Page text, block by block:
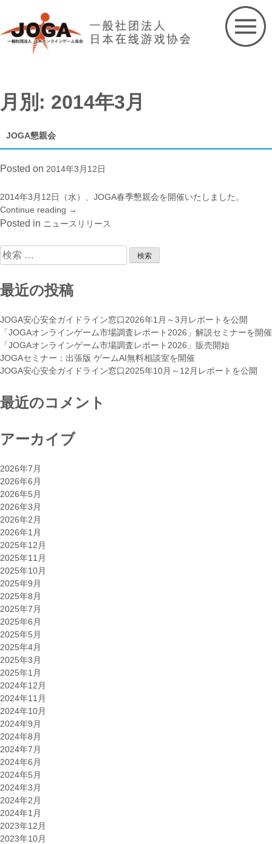
content
月別: 2014年3月
JOGA懇親会
Posted on 2014年3月12日
2014年3月12日（水）、JOGA春季懇親会を開催いたしました。
Continue reading “JOGA
懇
会”
→
Posted in ニュースリリース
検
索:
最近の投稿
JOGA安心安全ガイドライン窓口2026年1月～3月レポートを公開
「JOGAオンラインゲーム市場調査レポート2026」解説セミナーを開催
「JOGAオンラインゲーム市場調査レポート2026」販売開始
JOGAセミナー：出張版 ゲームAI無料相談室を開催
JOGA安心安全ガイドライン窓口2025年10月～12月レポートを公開
最近のコメント
アーカイブ
2026年7月
2026年6月
2026年5月
2026年3月
2026年2月
2026年1月
2025年12月
2025年11月
2025年10月
2025年9月
2025年8月
2025年7月
2025年6月
2025年5月
2025年4月
2025年3月
2025年1月
2024年12月
2024年11月
2024年10月
2024年9月
2024年8月
2024年7月
2024年6月
2024年5月
2024年3月
2024年2月
2024年1月
2023年12月
2023年10月